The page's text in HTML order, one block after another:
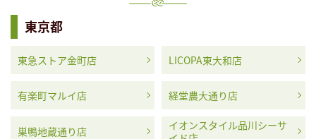
東京都
東急ストア金町店 LICOPA東大和店
有楽町マルイ店 経堂農大通り店
巣鴨地蔵通り店
イオンスタイル品川シーサ